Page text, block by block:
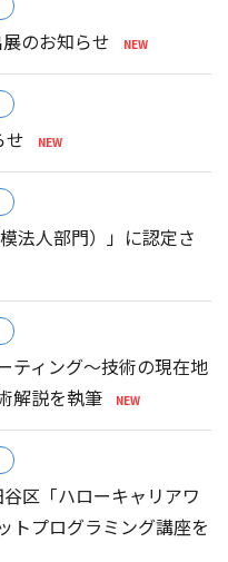
のお知らせ
せ
法人部門）」に認定さ
ティング～技術の現在地
解説を執筆
区「ハローキャリアワ
トプログラミング講座を